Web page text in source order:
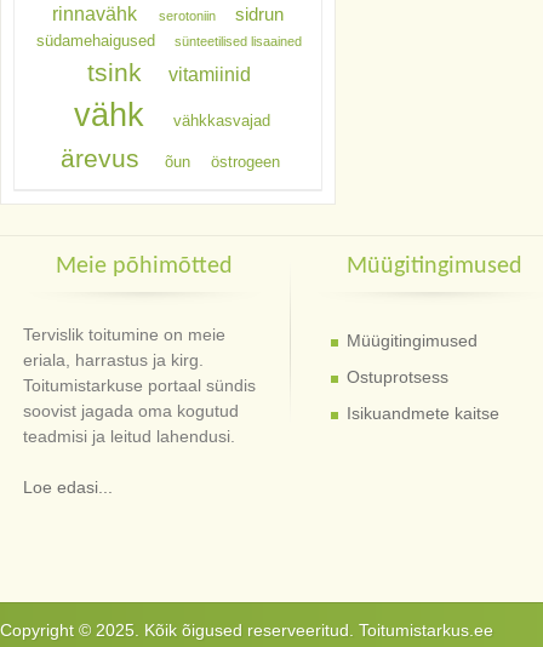
rinnavähk serotoniin sidrun
südamehaigused sünteetilised lisaained
tsink vitamiinid
vähk vähkkasvajad
ärevus õun östrogeen
Meie põhimõtted
Tervislik toitumine on meie
eriala, harrastus ja kirg.
Toitumistarkuse portaal sündis
soovist jagada oma kogutud
teadmisi ja leitud lahendusi.
Loe edasi...
Müügitingimused
Müügitingimused
Ostuprotsess
Isikuandmete kaitse
Copyright © 2025. Kõik õigused reserveeritud. Toitumistarkus.ee